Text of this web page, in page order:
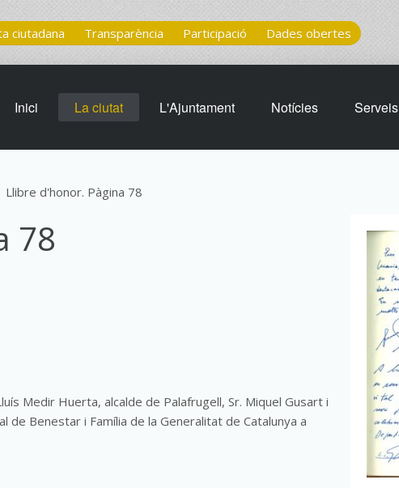
ciutadana Transparència Participació Dades obertes
Inici La ciutat L'Ajuntament Notícies Serveis
Llibre d'honor. Pàgina 78
78
Medir Huerta, alcalde de Palafrugell, Sr. Miquel Gusart i
Benestar i Família de la Generalitat de Catalunya a